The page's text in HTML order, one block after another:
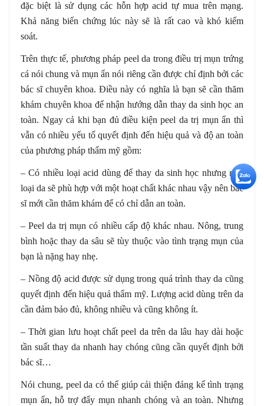
đặc biệt là sử dụng các hỗn hợp acid tự mua trên mạng.
Khả năng biến chứng lúc này sẽ là rất cao và khó kiểm
soát.
Trên thực tế, phương pháp peel da trong điều trị mụn trứng
cá nói chung và mụn ẩn nói riêng cần được chỉ định bởi các
bác sĩ chuyên khoa. Điều này có nghĩa là bạn sẽ cần thăm
khám chuyên khoa để nhận hướng dẫn thay da sinh học an
toàn. Ngay cả khi bạn đủ điều kiện peel da trị mụn ẩn thì
vẫn có nhiều yếu tố quyết định đến hiệu quả và độ an toàn
của phương pháp thẩm mỹ gồm:
– Có nhiều loại acid dùng để thay da sinh học nhưng mỗi
loại da sẽ phù hợp với một hoạt chất khác nhau vậy nên bác
sĩ mới cần thăm khám để có chỉ dẫn an toàn.
– Peel da trị mụn có nhiều cấp độ khác nhau. Nông, trung
bình hoặc thay da sâu sẽ tùy thuộc vào tình trạng mụn của
bạn là nặng hay nhẹ.
– Nồng độ acid được sử dụng trong quá trình thay da cũng
quyết định đến hiệu quả thẩm mỹ. Lượng acid dùng trên da
cần đảm bảo đủ, không nhiều và cũng không ít.
– Thời gian lưu hoạt chất peel da trên da lâu hay dài hoặc
tần suất thay da nhanh hay chóng cũng cần quyết định bởi
bác sĩ…
Nói chung, peel da có thể giúp cải thiện đáng kể tình trạng
mụn ẩn, hỗ trợ đẩy mụn nhanh chóng và an toàn. Nhưng
+5